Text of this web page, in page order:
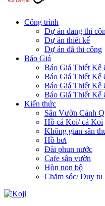
Công trình
Dự án đang thi
Dự án thiết kế
Dự án đã thi công
Báo Giá
Báo Giá Thiết Kế
Báo Giá Thiết Kế
Báo Giá Thiết Kế
Báo Giá Thiết Kế
Kiến thức
Sân Vườn Cảnh
Hồ cá Koi/ cá Koi
Không gian sân
Hồ bơi
Đài phun nước
Cafe sân vườn
Hòn non bộ
Chăm sóc/ Duy tu